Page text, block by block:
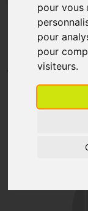
pour vous
pour
pour
visiteurs.
COPHANA -